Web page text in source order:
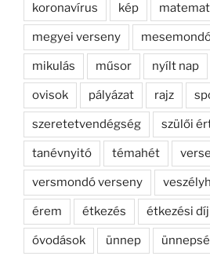
koronavírus kép
megyei verseny
mikulás műsor nyílt nap
ovisok pályázat rajz
szeretetvendégség szülői
tanévnyitó témahét
versmondó verseny
érem étkezés étkezési díj
óvodások ünnep